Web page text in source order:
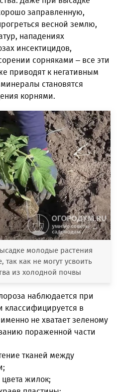
заправленную,
весной землю,
нападениях
инсектицидов,
сорняками – все эти
приводят к негативным
становятся
корнями.
молодые растения
как не могут усвоить
из холодной почвы
наблюдается при
классифицируется в
не хватает зеленому
пораженной части
тканей между
жилок;